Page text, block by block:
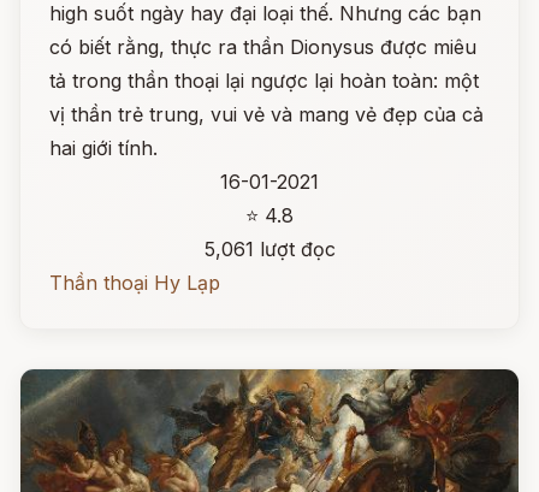
high suốt ngày hay đại loại thế. Nhưng các bạn
có biết rằng, thực ra thần Dionysus được miêu
tả trong thần thoại lại ngược lại hoàn toàn: một
vị thần trẻ trung, vui vẻ và mang vẻ đẹp của cả
hai giới tính.
16-01-2021
⭐ 4.8
5,061 lượt đọc
Thần thoại Hy Lạp